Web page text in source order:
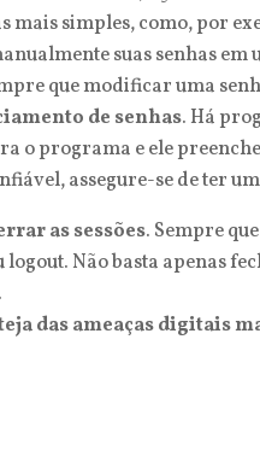
mais simples, como, por
suas senhas
que modificar uma
de senhas. Há
o programa e ele
assegure-se de ter
as sessões. Sempre
Não basta apenas
das ameaças digitais